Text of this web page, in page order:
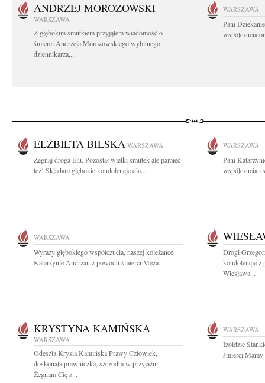
ANDRZEJ MOROZOWSKI
WARSZAWA
Z głębokim smutkiem przyjąłem wiadomość o
śmierci Andrzeja Morozowskiego wybitnego
dziennikarza,...
WARSZAWA
Pani
współczucia
ELŻBIETA BILSKA WARSZAWA
Żegnaj droga Elu. Pozostał wielki smutek ale pamięć
też! Składam głębokie kondolencje dla...
WARSZAWA
Pani
współczucia i
WARSZAWA
Wyrazy głębokiego współczucia, naszej koleżance
Katarzynie Andrzan z powodu śmierci Męża...
Drogi
kondolencje z
Wiesława...
KRYSTYNA KAMIŃSKA
WARSZAWA
Odeszła Krysia Kamińska Prawy Człowiek,
doskonała prawniczka, szczodra w przyjaźni.
Żegnam Cię z...
WARSZAWA
Izoldzie
śmierci Mamy